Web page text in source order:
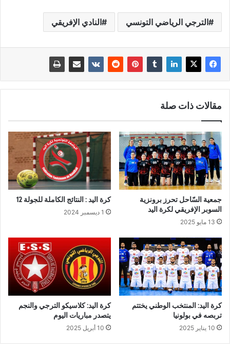
الترجي الرياضي التونسي النادي الإفريقي
مقالات ذات صلة
جمعية السّاحل تحرز برونزية
السوبر الإفريقي لكرة اليد
13 مايو 2025
كرة اليد : النتائج الكاملة للجولة 12
1 ديسمبر 2024
كرة اليد: المنتخب الوطني يختتم
تربصه في بولونيا
10 يناير 2025
كرة اليد: كلاسيكو الترجي والنجم
يتصدر مباريات اليوم
10 أبريل 2025